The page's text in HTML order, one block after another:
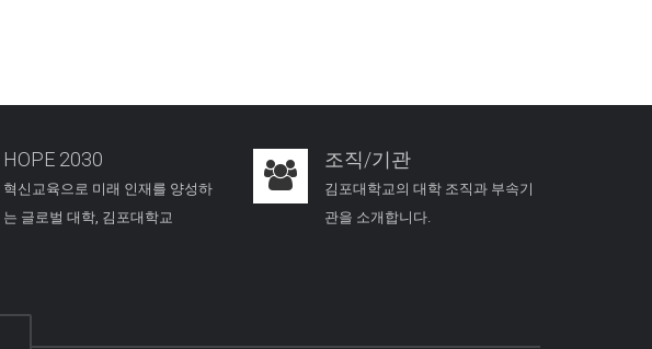
HOPE 2030
혁신교육으로 미래 인재를 양성하
는 글로벌 대학, 김포대학교
조직/기관
김포대학교의 대학 조직과 부속기
관을 소개합니다.